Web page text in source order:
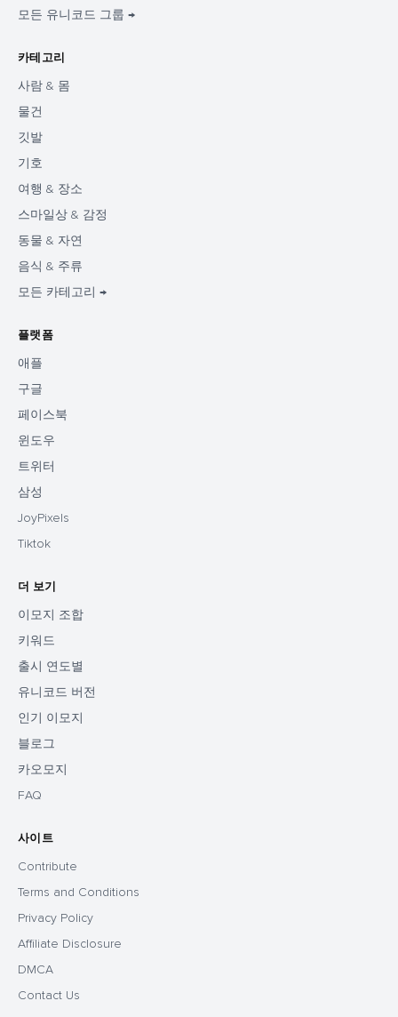
모든 유니코드 그룹 →
카테고리
사람 & 몸
물건
깃발
기호
여행 & 장소
스마일상 & 감정
동물 & 자연
음식 & 주류
모든 카테고리 →
플랫폼
애플
구글
페이스북
윈도우
트위터
삼성
JoyPixels
Tiktok
더 보기
이모지 조합
키워드
출시 연도별
유니코드 버전
인기 이모지
블로그
카오모지
FAQ
사이트
Contribute
Terms and Conditions
Privacy Policy
Affiliate Disclosure
DMCA
Contact Us